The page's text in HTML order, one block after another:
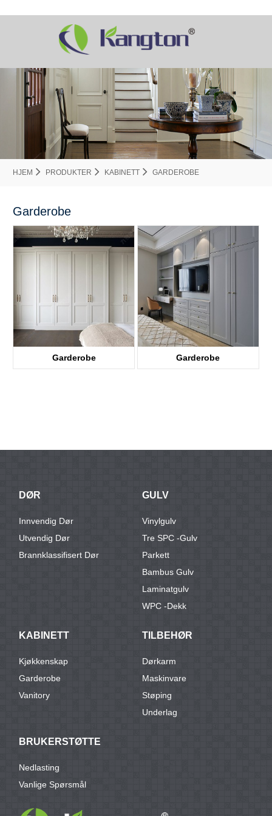
HJEM PRODUKTER KABINETT GARDEROBE
Garderobe
Garderobe Garderobe
DØR
Innvendig Dør
Utvendig Dør
Brannklassifisert Dør
GULV
Vinylgulv
Tre SPC -gulv
Parkett
Bambus Gulv
Laminatgulv
WPC -dekk
KABINETT
Kjøkkenskap
Garderobe
Vanitory
TILBEHØR
Dørkarm
Maskinvare
Støping
Underlag
BRUKERSTØTTE
Nedlasting
Vanlige Spørsmål